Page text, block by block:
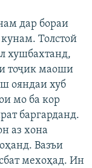
дар бораи
Толстой
хушбахтанд,
тоҷик маоши
ояндаи хуб
мо ба кор
баргарданд.
аз хона
Вазъи
мехоҳад. Ин